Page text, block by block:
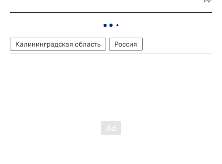
Калининградская область Россия